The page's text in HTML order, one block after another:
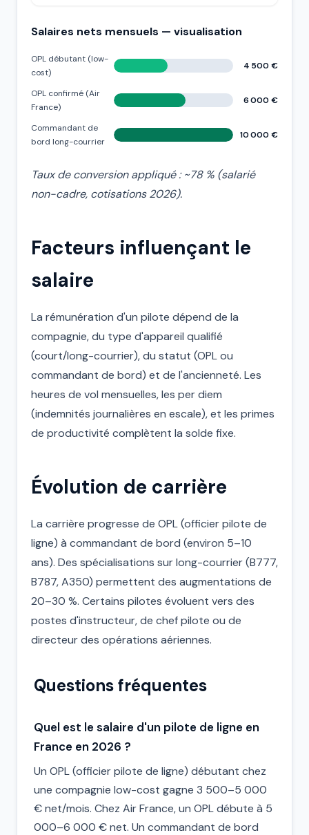
Salaires nets mensuels — visualisation
OPL débutant (low-
cost)
4 500 €
OPL confirmé (Air
France)
6 000 €
Commandant de
bord long-courrier
10 000 €
Taux de conversion appliqué : ~78 % (salarié
non-cadre, cotisations 2026).
Facteurs influençant le
salaire
La rémunération d'un pilote dépend de la
compagnie, du type d'appareil qualifié
(court/long-courrier), du statut (OPL ou
commandant de bord) et de l'ancienneté. Les
heures de vol mensuelles, les per diem
(indemnités journalières en escale), et les primes
de productivité complètent la solde fixe.
Évolution de carrière
La carrière progresse de OPL (officier pilote de
ligne) à commandant de bord (environ 5–10
ans). Des spécialisations sur long-courrier (B777,
B787, A350) permettent des augmentations de
20–30 %. Certains pilotes évoluent vers des
postes d'instructeur, de chef pilote ou de
directeur des opérations aériennes.
Questions fréquentes
Quel est le salaire d'un pilote de ligne en
France en 2026 ?
Un OPL (officier pilote de ligne) débutant chez
une compagnie low-cost gagne 3 500–5 000
€ net/mois. Chez Air France, un OPL débute à 5
000–6 000 € net. Un commandant de bord